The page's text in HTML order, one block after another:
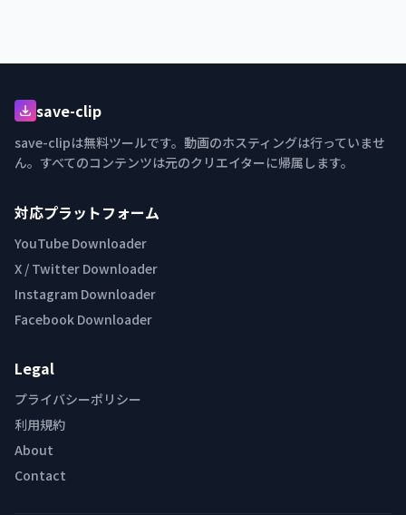
save-clip
save-clipは無料ツールです。動画のホスティングは行っていませ
ん。すべてのコンテンツは元のクリエイターに帰属します。
対応プラットフォーム
YouTube Downloader
X / Twitter Downloader
Instagram Downloader
Facebook Downloader
Legal
プライバシーポリシー
利用規約
About
Contact